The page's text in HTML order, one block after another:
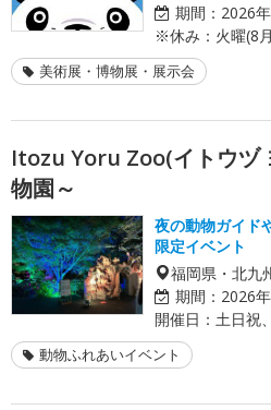
期間： 2026
※休み：火曜(8
美術展・博物展・展示会
Itozu Yoru Zoo(イトウヅ
物園～
夜の動物ガイド
限定イベント
福岡県・北九
期間： 2026
開催日：土日祝
動物ふれあいイベント